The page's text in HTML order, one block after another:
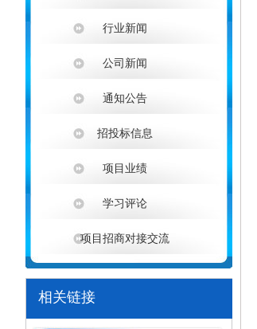
行业新闻
公司新闻
通知公告
招投标信息
项目业绩
学习评论
项目招商对接交流
相关链接